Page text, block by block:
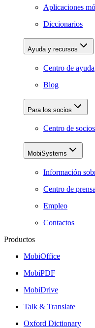
Aplicaciones
Diccionarios
Ayuda y recursos
Centro de ayuda
Blog
Para los socios
Centro de socios
MobiSystems
Información
Centro de prensa
Empleo
Contactos
Productos
MobiOffice
MobiPDF
MobiDrive
Talk & Translate
Oxford Dictionary